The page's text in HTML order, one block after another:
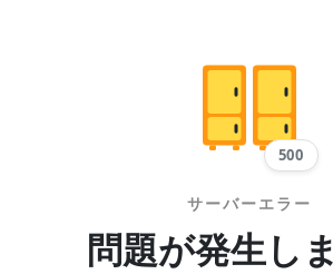
500
サーバーエラー
問題が発生し